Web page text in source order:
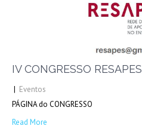
IV CONGRESSO RESAPES
| Eventos
PÁGINA do CONGRESSO
Read More